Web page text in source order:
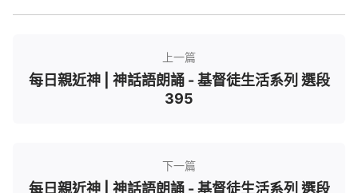
上一篇
每日親近神 | 神話語朗誦 - 基督徒生活系列 選段
395
下一篇
每日親近神 | 神話語朗誦 - 基督徒生活系列 選段